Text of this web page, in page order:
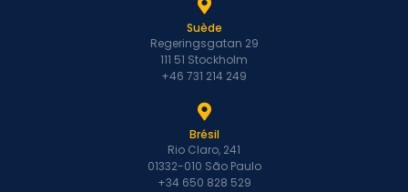
Suède
Regeringsgatan 29
111 51 Stockholm
+46 731 214 249
Brésil
Rio Claro, 241
01332-010 São Paulo
+34 650 828 529